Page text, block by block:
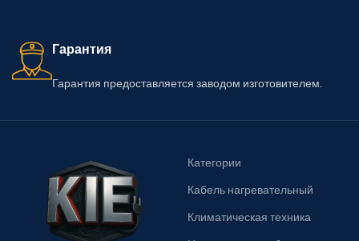
Гарантия
Гарантия предоставляется заводом изготовителем.
Категории
Кабель нагревательный
Климатическая техника